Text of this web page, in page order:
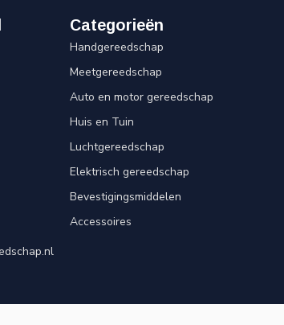
Categorieën
Handgereedschap
Meetgereedschap
Auto en motor gereedschap
Huis en Tuin
Luchtgereedschap
Elektrisch gereedschap
Bevestigingsmiddelen
Accessoires